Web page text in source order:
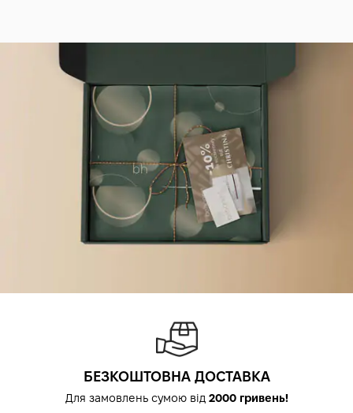
БЕЗКОШТОВНА ДОСТАВКА
Для замовлень сумою від 2000 гривень!